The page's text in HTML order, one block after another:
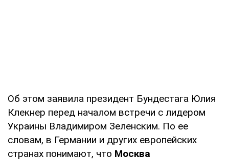
Об этом заявила президент Бундестага Юлия
Клекнер перед началом встречи с лидером
Украины Владимиром Зеленским. По ее
словам, в Германии и других европейских
странах понимают, что Москва